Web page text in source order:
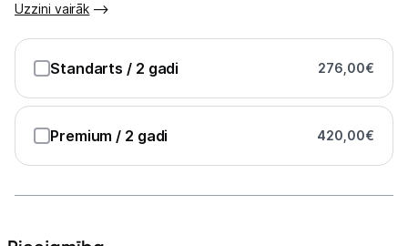
Informācija
Uzzini vairāk
Standarts / 2 gadi 276,00€
Premium / 2 gadi 420,00€